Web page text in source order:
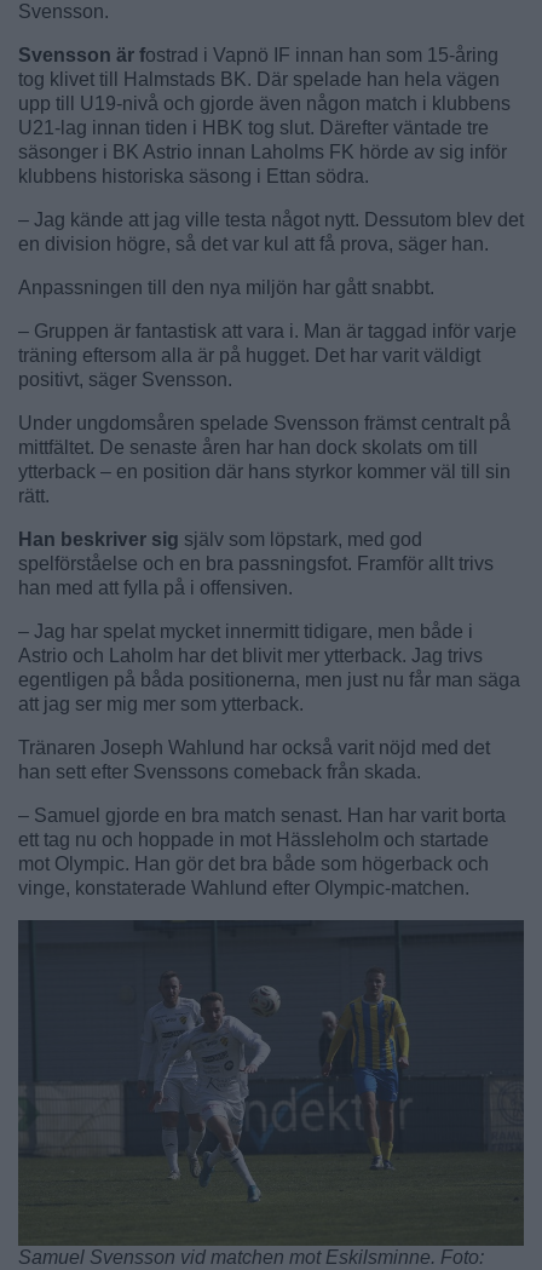
Svensson.
Svensson är fostrad i Vapnö IF innan han som 15-åring
tog klivet till Halmstads BK. Där spelade han hela vägen
upp till U19-nivå och gjorde även någon match i klubbens
U21-lag innan tiden i HBK tog slut. Därefter väntade tre
säsonger i BK Astrio innan Laholms FK hörde av sig inför
klubbens historiska säsong i Ettan södra.
– Jag kände att jag ville testa något nytt. Dessutom blev det
en division högre, så det var kul att få prova, säger han.
Anpassningen till den nya miljön har gått snabbt.
– Gruppen är fantastisk att vara i. Man är taggad inför varje
träning eftersom alla är på hugget. Det har varit väldigt
positivt, säger Svensson.
Under ungdomsåren spelade Svensson främst centralt på
mittfältet. De senaste åren har han dock skolats om till
ytterback – en position där hans styrkor kommer väl till sin
rätt.
Han beskriver sig själv som löpstark, med god
spelförståelse och en bra passningsfot. Framför allt trivs
han med att fylla på i offensiven.
– Jag har spelat mycket innermitt tidigare, men både i
Astrio och Laholm har det blivit mer ytterback. Jag trivs
egentligen på båda positionerna, men just nu får man säga
att jag ser mig mer som ytterback.
Tränaren Joseph Wahlund har också varit nöjd med det
han sett efter Svenssons comeback från skada.
– Samuel gjorde en bra match senast. Han har varit borta
ett tag nu och hoppade in mot Hässleholm och startade
mot Olympic. Han gör det bra både som högerback och
vinge, konstaterade Wahlund efter Olympic-matchen.
Samuel Svensson vid matchen mot Eskilsminne. Foto: